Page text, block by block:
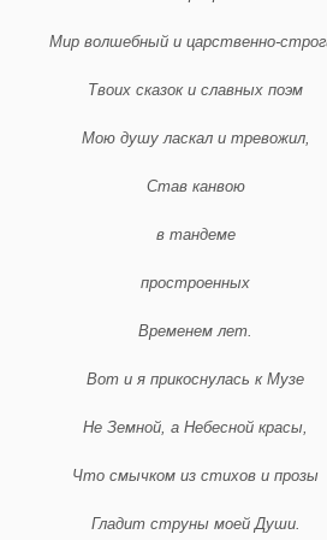
Мир волшебный и царственно-
Твоих сказок и славных поэм
Мою душу ласкал и тревожил,
Став канвою
в тандеме
простроенных
Временем лет.
Вот и я прикоснулась к Музе
Не Земной, а Небесной красы,
Что смычком из стихов и прозы
Гладит струны моей Души.